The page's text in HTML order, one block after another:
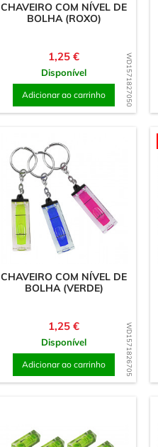
WD1571827050
CHAVEIRO COM NÍVEL DE
BOLHA (ROXO)
Preço
1,25 €
Disponível
Adicionar ao carrinho
WD1571826705
CHAVEIRO COM NÍVEL DE
BOLHA (VERDE)
Preço
1,25 €
Disponível
Adicionar ao carrinho